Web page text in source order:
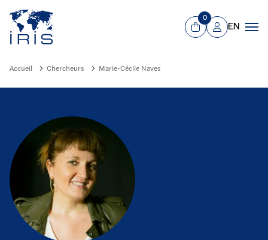
Aller au contenu principal
Panier
0
Mon compte
EN
Accueil Chercheurs Marie-Cécile Naves